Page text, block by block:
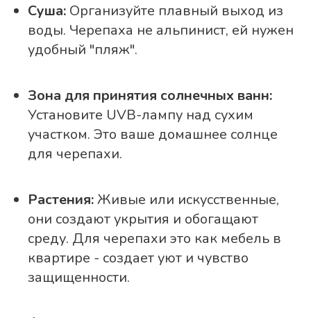
Суша: Организуйте плавный выход из
воды. Черепаха не альпинист, ей нужен
удобный "пляж".
Зона для принятия солнечных ванн:
Установите UVB-лампу над сухим
участком. Это ваше домашнее солнце
для черепахи.
Растения:Живые или искусственные,
они создают укрытия и обогащают
среду. Для черепахи это как мебель в
квартире - создает уют и чувство
защищенности.